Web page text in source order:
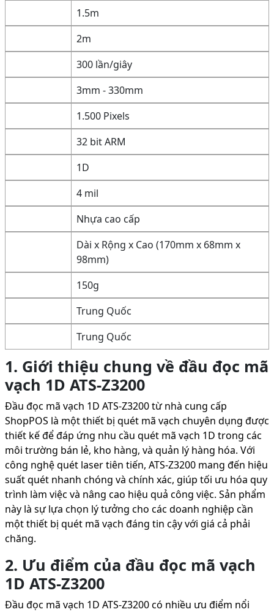
1.5m
2m
300 lần/giây
3mm - 330mm
1.500 Pixels
32 bit ARM
1D
4 mil
Nhựa cao cấp
Dài x Rộng x Cao (170mm x 68mm x
98mm)
150g
Trung Quốc
Trung Quốc
1. Giới thiệu chung về đầu đọc mã
vạch 1D ATS-Z3200
Đầu đọc mã vạch 1D ATS-Z3200 từ nhà cung cấp
ShopPOS là một thiết bị quét mã vạch chuyên dụng được
thiết kế để đáp ứng nhu cầu quét mã vạch 1D trong các
môi trường bán lẻ, kho hàng, và quản lý hàng hóa. Với
công nghệ quét laser tiên tiến, ATS-Z3200 mang đến hiệu
suất quét nhanh chóng và chính xác, giúp tối ưu hóa quy
trình làm việc và nâng cao hiệu quả công việc. Sản phẩm
này là sự lựa chọn lý tưởng cho các doanh nghiệp cần
một thiết bị quét mã vạch đáng tin cậy với giá cả phải
chăng.
2. Ưu điểm của đầu đọc mã vạch
1D ATS-Z3200
Đầu đọc mã vạch 1D ATS-Z3200 có nhiều ưu điểm nổi